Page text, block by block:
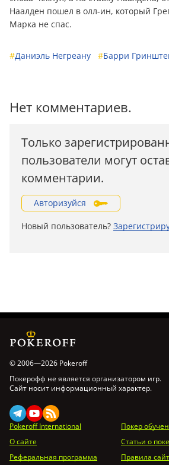
Наалден пошел в олл-ин, который
Марка не спас.
#Даниэль Негреану #Барри
Нет комментариев.
Только
пользователи могут
комментарии.
Авторизуйся
Новый пользователь?
© 2006—2026 Pokeroff
Покерофф не является организатором игр.
Сайт носит информационный характер.
Pokeroff International
Покер
О сайте
Статьи о
Реферальная программа
Правила